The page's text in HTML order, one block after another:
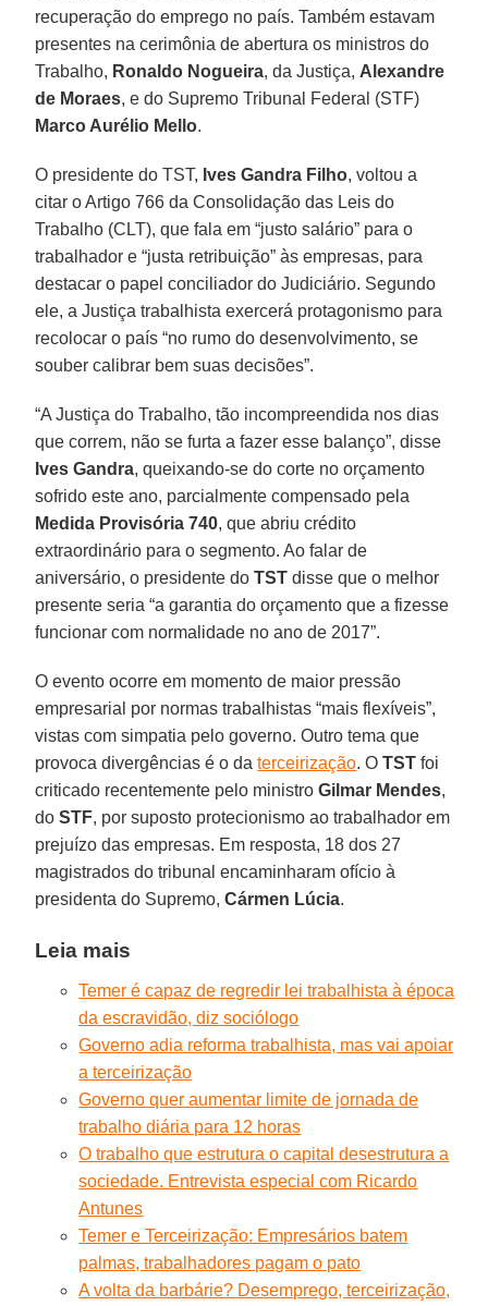
recuperação do emprego no país. Também estavam
presentes na cerimônia de abertura os ministros do
Trabalho, Ronaldo Nogueira, da Justiça, Alexandre
de Moraes, e do Supremo Tribunal Federal (STF)
Marco Aurélio Mello.
O presidente do TST, Ives Gandra Filho, voltou a
citar o Artigo 766 da Consolidação das Leis do
Trabalho (CLT), que fala em “justo salário” para o
trabalhador e “justa retribuição” às empresas, para
destacar o papel conciliador do Judiciário. Segundo
ele, a Justiça trabalhista exercerá protagonismo para
recolocar o país “no rumo do desenvolvimento, se
souber calibrar bem suas decisões”.
“A Justiça do Trabalho, tão incompreendida nos dias
que correm, não se furta a fazer esse balanço”, disse
Ives Gandra, queixando-se do corte no orçamento
sofrido este ano, parcialmente compensado pela
Medida Provisória 740, que abriu crédito
extraordinário para o segmento. Ao falar de
aniversário, o presidente doTST disse que o melhor
presente seria “a garantia do orçamento que a fizesse
funcionar com normalidade no ano de 2017”.
O evento ocorre em momento de maior pressão
empresarial por normas trabalhistas “mais flexíveis”,
vistas com simpatia pelo governo. Outro tema que
provoca divergências é o daterceirização. OTST foi
criticado recentemente pelo ministroGilmar Mendes,
doSTF, por suposto protecionismo ao trabalhador em
prejuízo das empresas. Em resposta, 18 dos 27
magistrados do tribunal encaminharam ofício à
presidenta do Supremo, Cármen Lúcia.
Leia mais
Temer é capaz de regredir lei trabalhista à época
da escravidão, diz sociólogo
Governo adia reforma trabalhista, mas vai apoiar
a terceirização
Governo quer aumentar limite de jornada de
trabalho diária para 12 horas
O trabalho que estrutura o capital desestrutura a
sociedade. Entrevista especial com Ricardo
Antunes
Temer e Terceirização: Empresários batem
palmas, trabalhadores pagam o pato
A volta da barbárie? Desemprego, terceirização,